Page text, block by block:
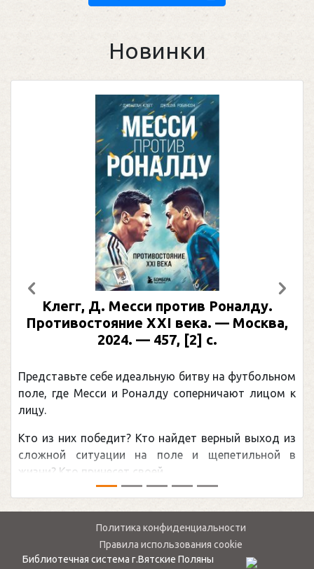
Новинки
Д. Месси против Роналду.
XXI века. — Москва,
2024. — 457, [2] с.
себе идеальную битву на футбольном
где Месси и Роналду соперничают лицом к
них победит? Кто найдет верный выход из
ситуации на поле и щепетильной в
Кто принесет своей ...
Предыдущий
Политика конфиденциальности
Правила использования cookie
Библиотечная система г.Вятские Поляны